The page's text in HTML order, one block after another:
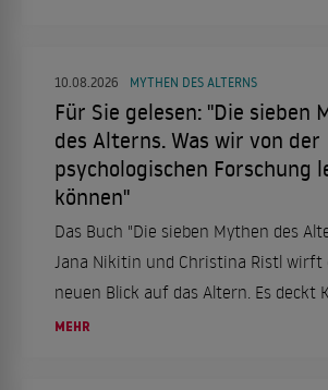
Gelenkgesundheit zu erhalten.
10.08.2026 MYTHEN DES ALTERNS
Für Sie gelesen: "Die sieben
des Alterns. Was wir von der
psychologischen Forschung
können"
Das Buch "Die sieben Mythen des
Jana Nikitin und Christina Ristl wirft
neuen Blick auf das Altern. Es deckt
und zeigt, dass es nicht "die Alten"
MEHR